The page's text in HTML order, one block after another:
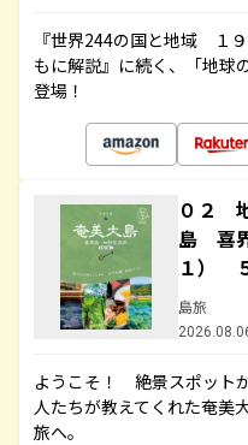
『世界244の国と地域 １
もに解説』に続く、「地球
登場！
０２
島 喜
１）
島旅
ようこそ！ 絶景スポット
人たちが教えてくれた奄美
旅へ。